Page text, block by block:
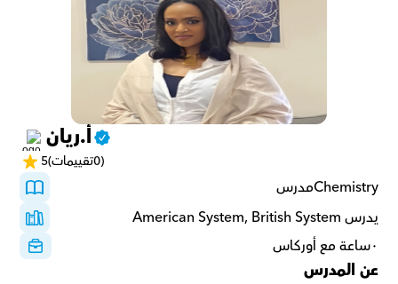
أ.ريان
5 (0تقييمات)
Chemistryمدرس
يدرس American System, British System
٠ساعة مع أوركاس
عن المدرس